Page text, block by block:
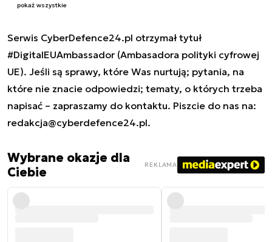
pokaż wszystkie
Serwis CyberDefence24.pl otrzymał tytuł
#DigitalEUAmbassador (Ambasadora polityki cyfrowej
UE). Jeśli są sprawy, które Was nurtują; pytania, na
które nie znacie odpowiedzi; tematy, o których trzeba
napisać – zapraszamy do kontaktu. Piszcie do nas na:
redakcja@cyberdefence24.pl.
Wybrane okazje dla
Ciebie
REKLAMA